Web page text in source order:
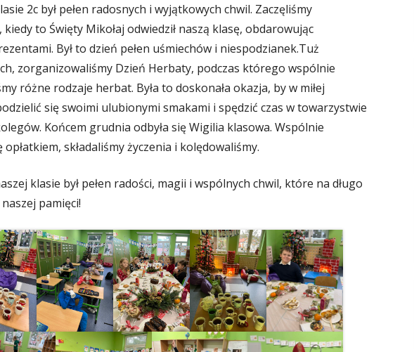
2c był pełen radosnych i wyjątkowych chwil. Zaczęliśmy
kiedy to Święty Mikołaj odwiedził naszą klasę, obdarowując
Był to dzień pełen uśmiechów i niespodzianek.Tuż
zorganizowaliśmy Dzień Herbaty, podczas którego wspólnie
różne rodzaje herbat. Była to doskonała okazja, by w miłej
się swoimi ulubionymi smakami i spędzić czas w towarzystwie
Końcem grudnia odbyła się Wigilia klasowa. Wspólnie
opłatkiem, składaliśmy życzenia i kolędowaliśmy.
klasie był pełen radości, magii i wspólnych chwil, które na długo
pamięci!